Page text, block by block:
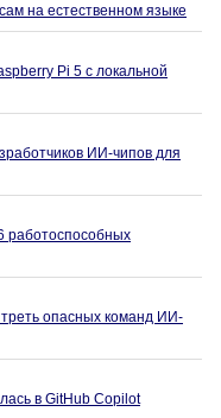
на естественном языке
Pi 5 с локальной
ИИ-чипов для
работоспособных
опасных команд ИИ-
в GitHub Copilot